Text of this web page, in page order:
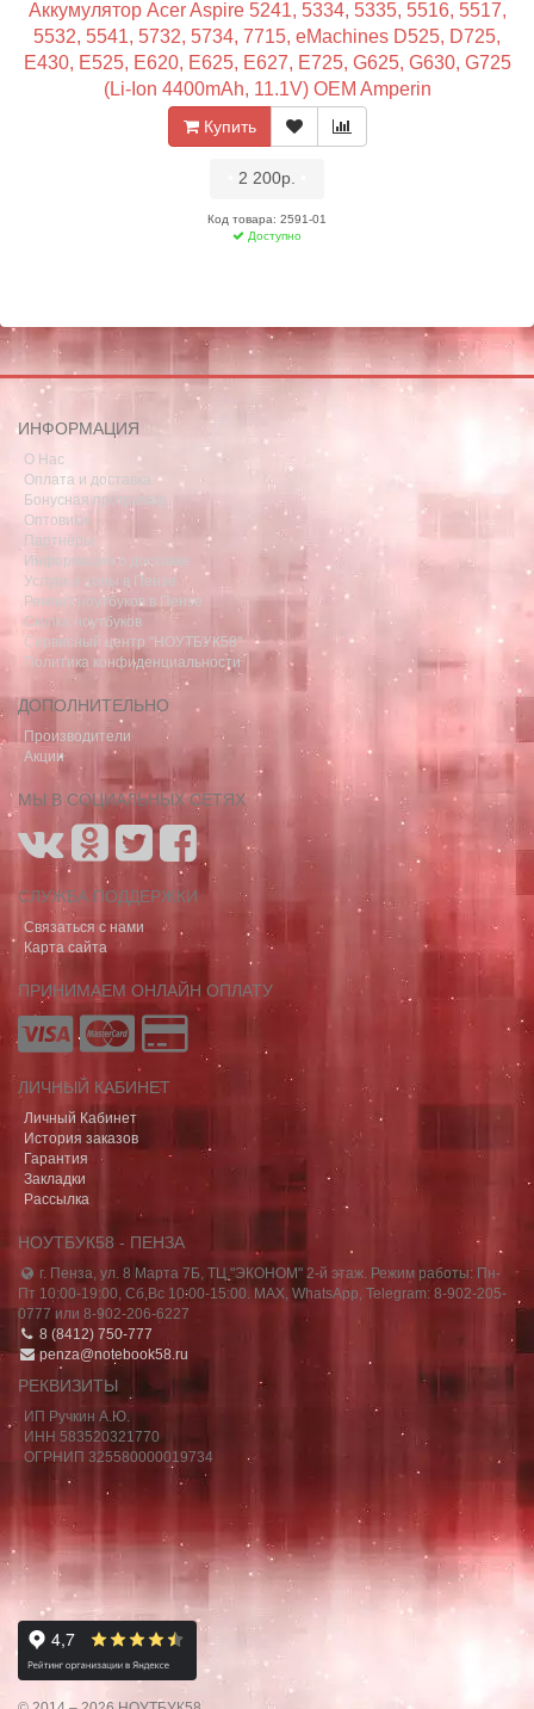
Аккумулятор Acer Aspire 5241, 5334, 5335, 5516, 5517,
5532, 5541, 5732, 5734, 7715, eMachines D525, D725,
E430, E525, E620, E625, E627, E725, G625, G630, G725
(Li-Ion 4400mAh, 11.1V) OEM Amperin
Купить
2 200р.
Код товара: 2591-01
Доступно
ИНФОРМАЦИЯ
О Нас
Оплата и доставка
Бонусная программа
Оптовики
Партнёры
Информация о доставке
Услуги и цены в Пензе
Ремонт ноутбуков в Пензе
Скупка ноутбуков
Сервисный центр "НОУТБУК58"
Политика конфиденциальности
ДОПОЛНИТЕЛЬНО
Производители
Акции
МЫ В СОЦИАЛЬНЫХ СЕТЯХ
СЛУЖБА ПОДДЕРЖКИ
Связаться с нами
Карта сайта
ПРИНИМАЕМ ОНЛАЙН ОПЛАТУ
ЛИЧНЫЙ КАБИНЕТ
Личный Кабинет
История заказов
Гарантия
Закладки
Рассылка
НОУТБУК58 - ПЕНЗА
г. Пенза, ул. 8 Марта 7Б, ТЦ "ЭКОНОМ" 2-й этаж. Режим работы: Пн-
Пт 10:00-19:00, Сб,Вс 10:00-15:00. MAX, WhatsApp, Telegram: 8-902-205-
0777 или 8-902-206-6227
8 (8412) 750-777
penza@notebook58.ru
РЕКВИЗИТЫ
ИП Ручкин А.Ю.
ИНН 583520321770
ОГРНИП 325580000019734